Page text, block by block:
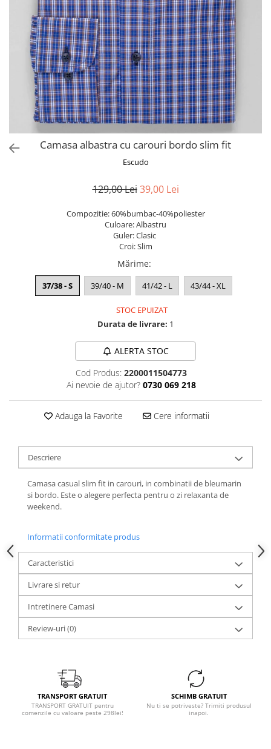
Camasa albastra cu carouri bordo slim fit
Escudo
129,00 Lei 39,00 Lei
Compozitie: 60%bumbac-40%poliester
Culoare: Albastru
Guler: Clasic
Croi: Slim
Mărime:
37/38 - S 39/40 - M 41/42 - L 43/44 - XL
STOC EPUIZAT
Durata de livrare: 1
ALERTA STOC
Cod Produs: 2200011504773
Ai nevoie de ajutor? 0730 069 218
Adauga la Favorite Cere informatii
Descriere
Camasa casual slim fit in carouri, in combinatii de bleumarin
si bordo. Este o alegere perfecta pentru o zi relaxanta de
weekend.
Informatii conformitate produs
Caracteristici
Livrare si retur
Intretinere Camasi
Review-uri(0)
TRANSPORT GRATUIT
TRANSPORT GRATUIT pentru
comenzile cu valoare peste 298lei!
SCHIMB GRATUIT
Nu ti se potriveste? Trimiti produsul
inapoi.